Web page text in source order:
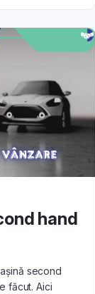
hand
second
făcut. Aici